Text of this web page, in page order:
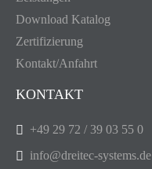
Download Katalog
Zertifizierung
Kontakt/Anfahrt
KONTAKT
+49 29 72 / 39 03 55 0
info@dreitec-systems.de